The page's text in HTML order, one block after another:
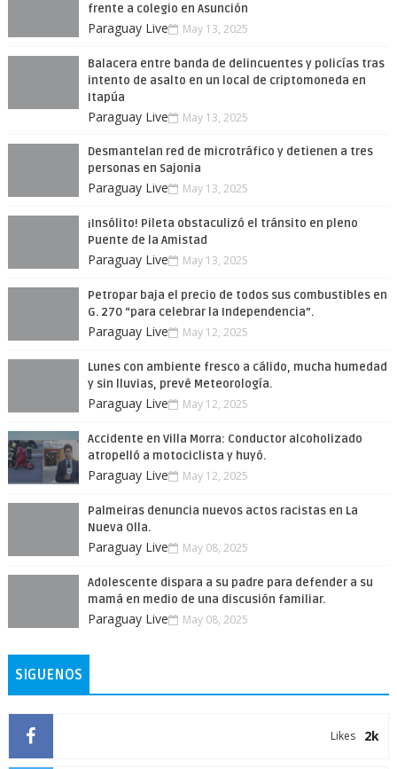
frente a colegio en Asunción
Paraguay Live May 13, 2025
Balacera entre banda de delincuentes y policías tras
intento de asalto en un local de criptomoneda en
Itapúa
Paraguay Live May 13, 2025
Desmantelan red de microtráfico y detienen a tres
personas en Sajonia
Paraguay Live May 13, 2025
¡Insólito! Pileta obstaculizó el tránsito en pleno
Puente de la Amistad
Paraguay Live May 13, 2025
Petropar baja el precio de todos sus combustibles en
G. 270 “para celebrar la Independencia”.
Paraguay Live May 12, 2025
Lunes con ambiente fresco a cálido, mucha humedad
y sin lluvias, prevé Meteorología.
Paraguay Live May 12, 2025
Accidente en Villa Morra: Conductor alcoholizado
atropelló a motociclista y huyó.
Paraguay Live May 12, 2025
Palmeiras denuncia nuevos actos racistas en La
Nueva Olla.
Paraguay Live May 08, 2025
Adolescente dispara a su padre para defender a su
mamá en medio de una discusión familiar.
Paraguay Live May 08, 2025
SIGUENOS
2k
Likes